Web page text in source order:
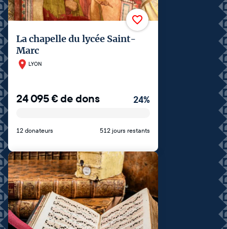
La chapelle du lycée Saint-
Marc
LYON
24 095€de dons 24%
12 donateurs 512 jours restants